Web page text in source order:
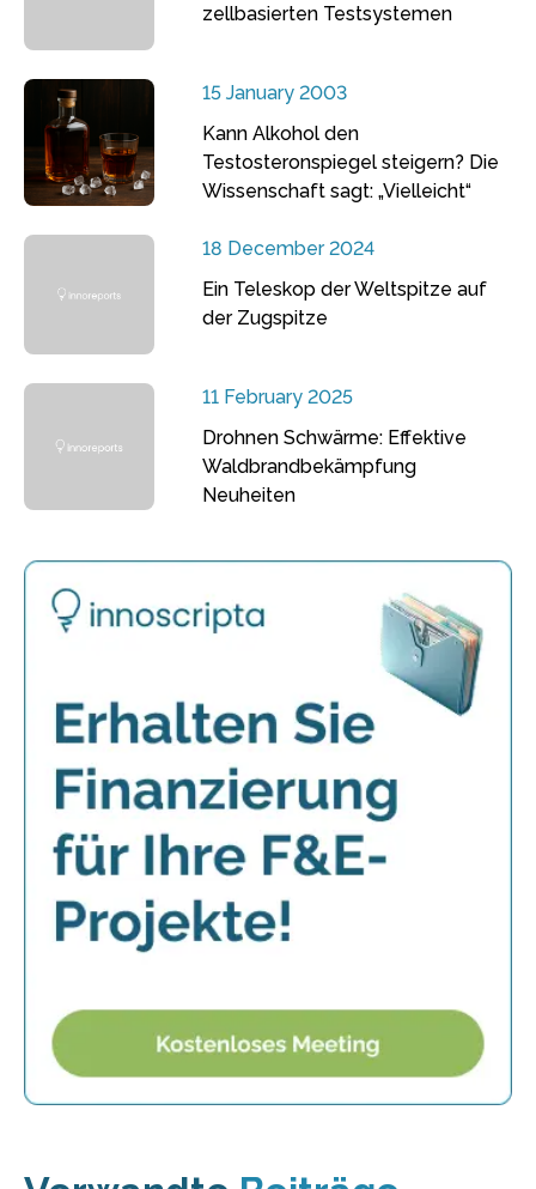
zellbasierten Testsystemen
15 January 2003
Kann Alkohol den
Testosteronspiegel steigern? Die
Wissenschaft sagt: „Vielleicht“
18 December 2024
Ein Teleskop der Weltspitze auf
der Zugspitze
11 February 2025
Drohnen Schwärme: Effektive
Waldbrandbekämpfung
Neuheiten